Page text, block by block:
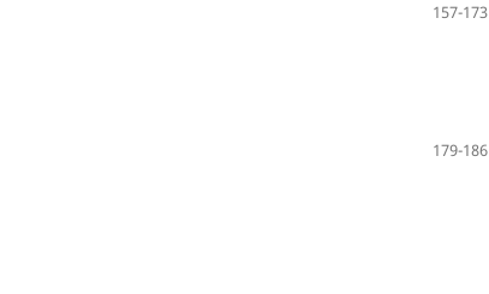
157-173
179-186